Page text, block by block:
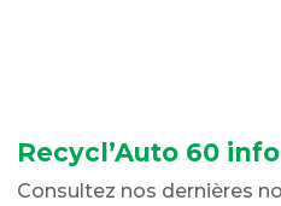
Recycl’Auto 60 info
Consultez nos dernières